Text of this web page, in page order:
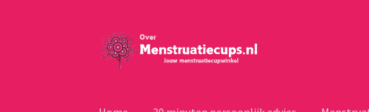
Ga
door
naar
Ga
naar